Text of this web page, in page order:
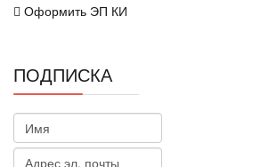
Оформить ЭП КИ
ПОДПИСКА